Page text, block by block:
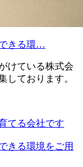
きる環…
けている株式会
しております。
てる会社です
きる環境をご用